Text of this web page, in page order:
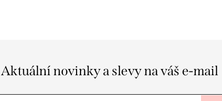
Aktuální novinky a slevy na váš e-mail